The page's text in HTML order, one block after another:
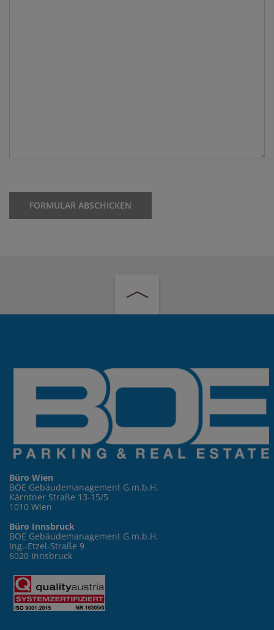
Büro Wien
BOE Gebäudemanagement G.m.b.H.
Kärntner Straße 13-15/5
1010 Wien
Büro Innsbruck
BOE Gebäudemanagement G.m.b.H.
Ing.-Etzel-Straße 9
6020 Innsbruck